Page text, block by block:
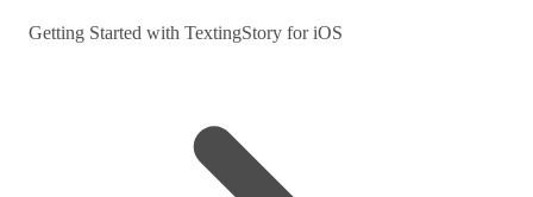
Getting Started with TextingStory for iOS